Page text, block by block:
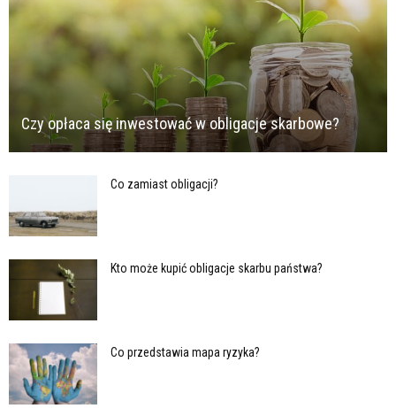
Czy opłaca się inwestować w obligacje skarbowe?
Co zamiast obligacji?
Kto może kupić obligacje skarbu państwa?
Co przedstawia mapa ryzyka?